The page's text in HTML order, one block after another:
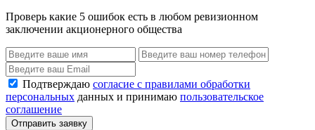
Проверь какие 5 ошибок есть в любом ревизионном
заключении акционерного общества
Подтверждаю согласие с правилами обработки
персональных данных и принимаю пользовательское
соглашение
Отправить заявку